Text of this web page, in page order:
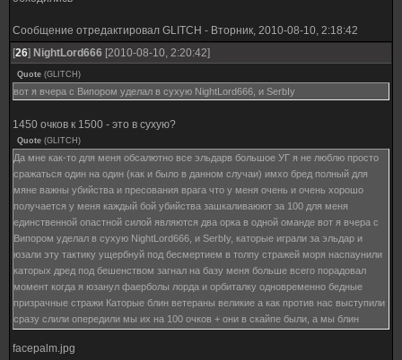
Сообщение отредактировал GLITCH - Вторник, 2010-08-10, 2:18:42
[26] NightLord666 [2010-08-10, 2:20:42]
Quote (GLITCH )
вот я вчера с Випором уделал в сухую NightLord666, и SerbIy
1450 очков к 1500 - это в сухую?
Quote (GLITCH )
Да мне как-то для меня обсалютно все эльдарв большое УГ я не люблю просто
сражаться один на один (как и было в данном случаи) имхо бред полный для
мяне важны убийства и пресования врага что у меня очень и очень хорошо
получается у меня каждый бой убийства зашкаливаюют за 100 для меня
единственной опастной силой являются два орка в одной оманде вот я вчера с
Випором уделал в сухую NightLord666, и SerbIy, каторые играли за эльдар и
юзали эту тактику ущербнуй под бесмертием в толпу стражей моря наспаунили
каторых дред под бешенством загнал на базу меня больше всего порадовал
момент когда я юзанул фаерболы лорда и орбиталку одновременно бедные
призрачные стражи Каторые блин ветераны великие а как против нас выступили
сразу слили опередили мы их на 100 очков + они в скайпе были, а мы блин
facepalm.jpg